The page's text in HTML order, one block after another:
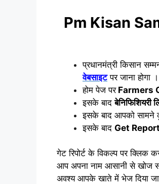
Pm Kisan
प्रधानमंत्री किसान
वेबसाइटपर जाना होगा ।
होम पेज परFarmers
इसके बादबेनिफिशियरी
इसके बाद आपको सामने
इसके बाद Get Report
गेट रिपोर्ट के विकल्प पर
आप अपना नाम आसानी से खोज
अवश्य आपके खाते में भेज दिया